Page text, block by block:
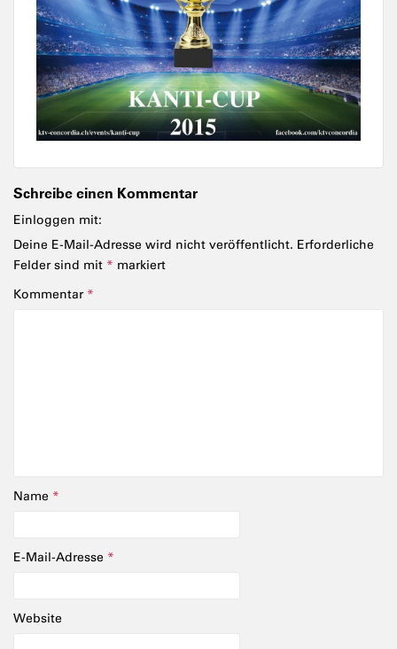
Schreibe einen Kommentar
Einloggen mit:
Deine E-Mail-Adresse wird nicht veröffentlicht. Erforderliche
Felder sind mit * markiert
Kommentar *
Name *
E-Mail-Adresse *
Website